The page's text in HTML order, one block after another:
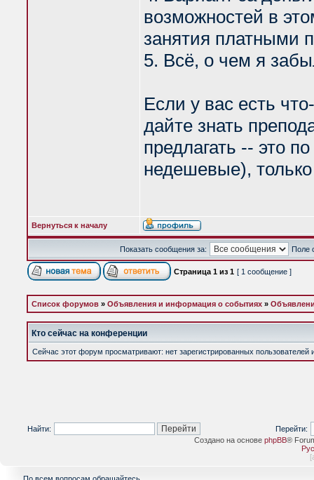
возможностей в
занятия платными
5. Всё, о чем я
Если у вас есть
дайте знать
предлагать -- это
недешевые),
Вернуться к началу
Показать сообщения за: Поле
Страница 1 из 1 [ 1 сообщение ]
Список форумов » Объявления и информация о событиях »
Кто сейчас на конференции
Сейчас этот форум просматривают: нет зарегистрированных пользователей
Найти:
Перейти:
Создано на основе phpBB®
[